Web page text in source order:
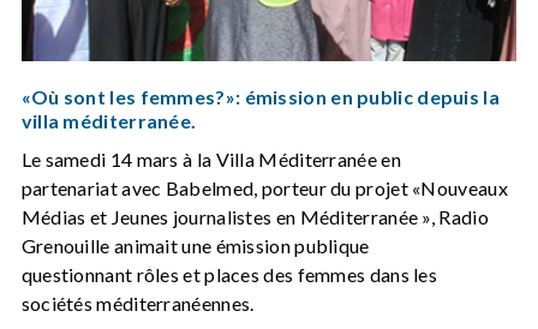
«Où sont les femmes?»: émission en public depuis la
villa méditerranée.
Le samedi 14 mars à la Villa Méditerranée en
partenariat avec Babelmed, porteur du projet «Nouveaux
Médias et Jeunes journalistes en Méditerranée », Radio
Grenouille animait une émission publique
questionnant rôles et places des femmes dans les
sociétés méditerranéennes.